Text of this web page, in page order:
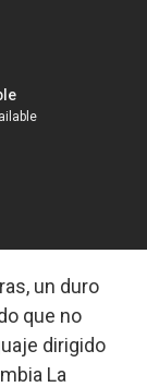
un duro
que no
dirigido
La